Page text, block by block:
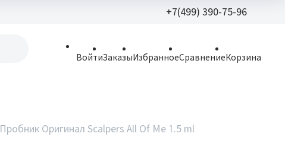
+7(499) 390-75-96
ВойтиЗаказыИзбранноеСравнениеКорзина
Пробник Оригинал Scalpers All Of Me 1.5 ml